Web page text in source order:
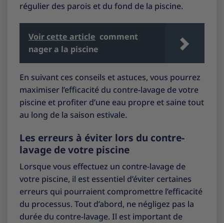
régulier des parois et du fond de la piscine.
Voir cette article comment
nager a la piscine
En suivant ces conseils et astuces, vous pourrez
maximiser l’efficacité du contre-lavage de votre
piscine et profiter d’une eau propre et saine tout
au long de la saison estivale.
Les erreurs à éviter lors du contre-
lavage de votre piscine
Lorsque vous effectuez un contre-lavage de
votre piscine, il est essentiel d’éviter certaines
erreurs qui pourraient compromettre l’efficacité
du processus. Tout d’abord, ne négligez pas la
durée du contre-lavage. Il est important de